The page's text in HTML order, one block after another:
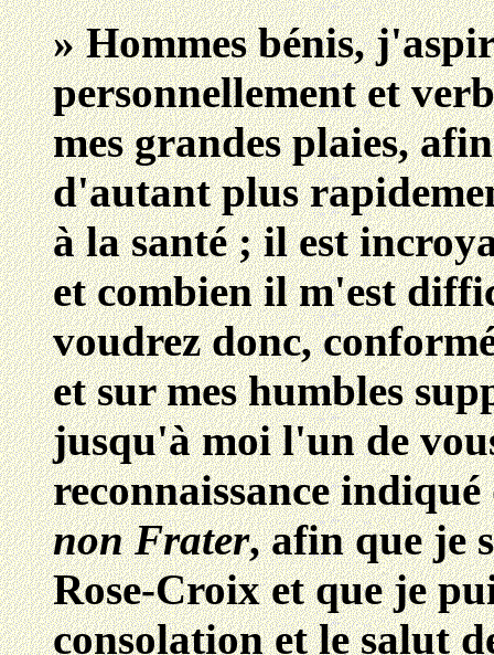
» Hommes bénis,
personnellement et
mes grandes plaies,
d'autant plus
à la santé ; il est
et combien il m'est
voudrez donc,
et sur mes humbles
jusqu'à moi l'un de
reconnaissance
non Frater, afin que je
Rose-Croix et que je
consolation et le salut